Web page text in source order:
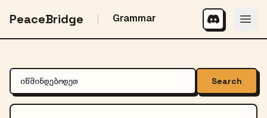
PeaceBridge Grammar
Search